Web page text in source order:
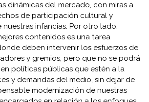
dinámicas del mercado, con miras a
de participación cultural y
infancias. Por otro lado,
contenidos es una tarea
deben intervenir los esfuerzos de
y gremios, pero que no se podrá
políticas públicas que estén a la
y demandas del medio, sin dejar de
modernización de nuestras